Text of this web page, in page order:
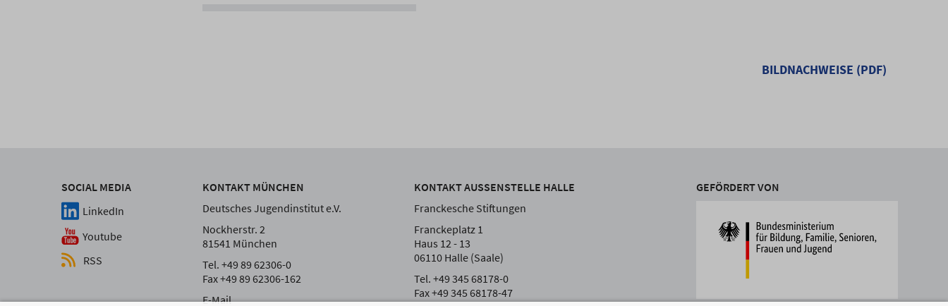
BILDNACHWEISE (PDF)
SOCIAL MEDIA
LinkedIn
Youtube
RSS
KONTAKT MÜNCHEN
Deutsches Jugendinstitut e.V.
Nockherstr. 2
81541 München
Tel. +49 89 62306-0
Fax +49 89 62306-162
E-Mail
KONTAKT AUSSENSTELLE HALLE
Franckesche Stiftungen
Franckeplatz 1
Haus 12 - 13
06110 Halle (Saale)
Tel. +49 345 68178-0
Fax +49 345 68178-47
GEFÖRDERT VON